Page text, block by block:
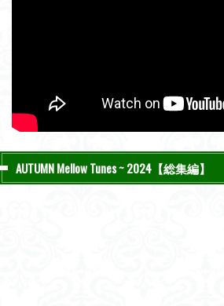
AUTUMN Mellow Tunes ~ 2024【総集編】